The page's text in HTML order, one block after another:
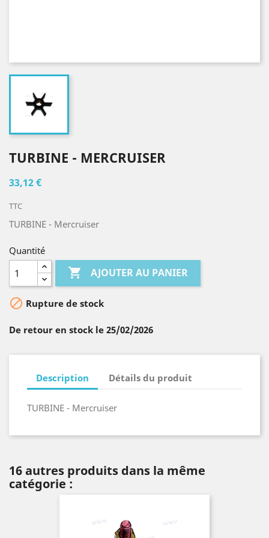
TURBINE - MERCRUISER
33,12 €
TTC
TURBINE - Mercruiser
Quantité
 AJOUTER AU PANIER
 Rupture de stock
De retour en stock le 25/02/2026
Description Détails du produit
TURBINE - Mercruiser
16 autres produits dans la même
catégorie :